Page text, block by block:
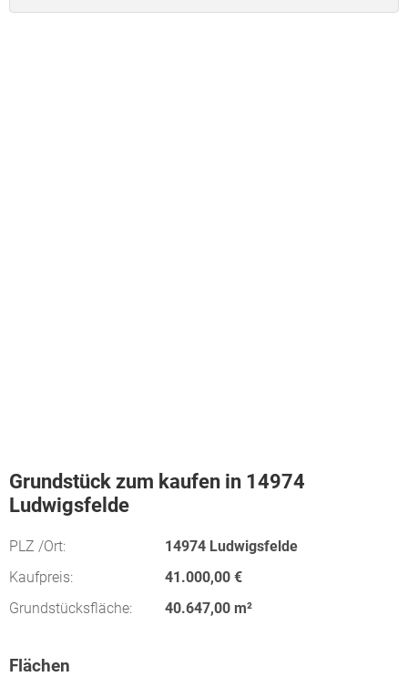
Grundstück zum kaufen in 14974
Ludwigsfelde
PLZ /Ort:
14974 Ludwigsfelde
Kaufpreis:
41.000,00 €
Grundstücksfläche:
40.647,00 m²
Flächen